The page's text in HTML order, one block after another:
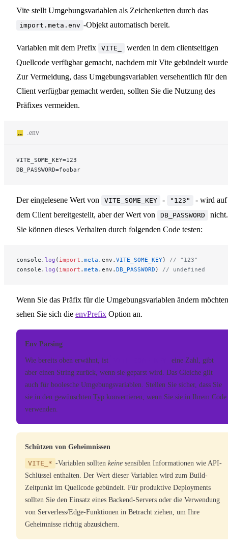
Vite stellt Umgebungsvariablen als Zeichenketten durch das
import.meta.env -Objekt automatisch bereit.
Variablen mit dem Prefix VITE_
werden in dem clientseitigen
Quellcode verfügbar gemacht, nachdem mit Vite gebündelt
Zur Vermeidung, dass Umgebungsvariablen versehentlich für den
Client verfügbar gemacht werden, sollten Sie die Nutzung des
Präfixes vermeiden.
.env
VITE_SOME_KEY=123
DB_PASSWORD=foobar
Der eingelesene Wert von VITE_SOME_KEY - "123"
- wird auf
dem Client bereitgestellt, aber der Wert von
DB_PASSWORD
nicht.
Sie können dieses Verhalten durch folgenden Code testen:
console. log ( import . meta .env. VITE_SOME_KEY) // "123"
console. log ( import . meta .env. DB_PASSWORD ) // undefined
Wenn Sie das Präfix für die Umgebungsvariablen ändern
sehen Sie sich die envPrefix Option an.
Env Parsing
Wie bereits oben erwähnt, ist
eine Zahl, gibt
aber einen String zurück, wenn sie geparst wird. Das Gleiche gilt
auch für boolesche Umgebungsvariablen. Stellen Sie sicher, dass Sie
sie in den gewünschten Typ konvertieren, wenn Sie sie in Ihrem Code
verwenden.
Schützen von Geheimnissen
VITE_* -Variablen sollten keine sensiblen Informationen wie API-
Schlüssel enthalten. Der Wert dieser Variablen wird zum Build-
Zeitpunkt im Quellcode gebündelt. Für produktive Deployments
sollten Sie den Einsatz eines Backend-Servers oder die Verwendung
von Serverless/Edge-Funktionen in Betracht ziehen, um Ihre
Geheimnisse richtig abzusichern.